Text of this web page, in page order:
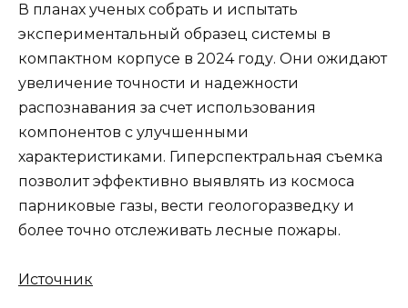
В планах ученых собрать и испытать
экспериментальный образец системы в
компактном корпусе в 2024 году. Они ожидают
увеличение точности и надежности
распознавания за счет использования
компонентов с улучшенными
характеристиками. Гиперспектральная съемка
позволит эффективно выявлять из космоса
парниковые газы, вести геологоразведку и
более точно отслеживать лесные пожары.
Источник